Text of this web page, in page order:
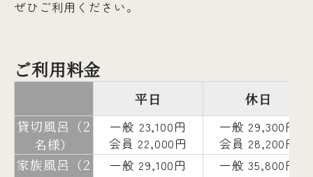
ぜひご利用ください。
ご利用料金
平日
休日
貸切風呂（2
名様）
一般 23,100円
会員 22,000円
一般 29,300円
会員 28,200円
家族風呂（2
一般 29,100円
一般 35,800円